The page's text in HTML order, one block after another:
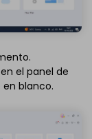
el panel de
en blanco.